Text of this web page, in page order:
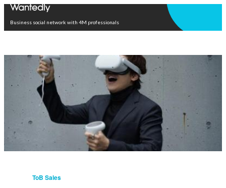
Business social network with 4M professionals
ToB Sales